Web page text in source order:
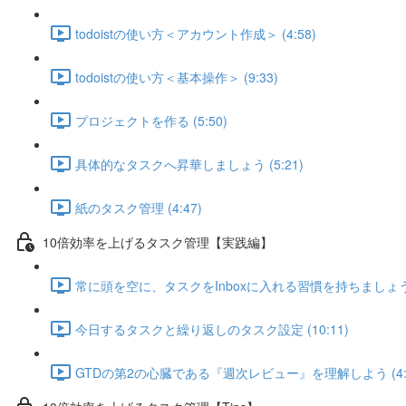
todoistの使い方＜アカウント作成＞ (4:58)
todoistの使い方＜基本操作＞ (9:33)
プロジェクトを作る (5:50)
具体的なタスクへ昇華しましょう (5:21)
紙のタスク管理 (4:47)
10倍効率を上げるタスク管理【実践編】
常に頭を空に、タスクをInboxに入れる習慣を持ちましょ
今日するタスクと繰り返しのタスク設定 (10:11)
GTDの第2の心臓である『週次レビュー』を理解しよう